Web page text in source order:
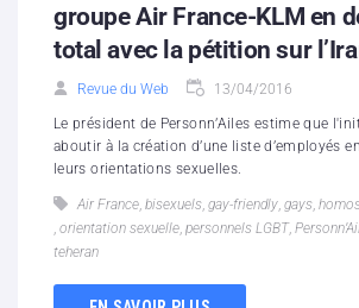
groupe Air France-KLM en
total avec la pétition sur
Revue du Web 13/04/2016
Le président de Personn’Ailes estime que
aboutir à la création d’une liste d’employés
leurs orientations sexuelles.
Air France bisexuels gay-friendly gays
orientation sexuelle personnels LGBT,
teheran